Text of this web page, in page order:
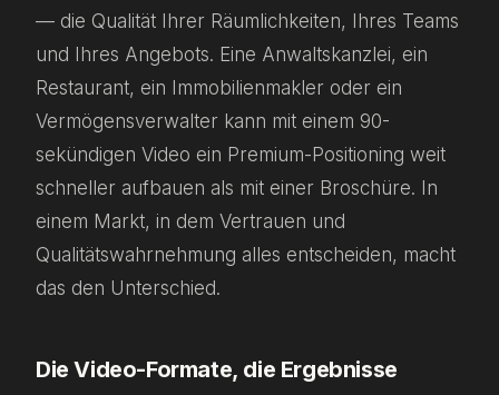
— die Qualität Ihrer Räumlichkeiten, Ihres Teams
und Ihres Angebots. Eine Anwaltskanzlei, ein
Restaurant, ein Immobilienmakler oder ein
Vermögensverwalter kann mit einem 90-
sekündigen Video ein Premium-Positioning weit
schneller aufbauen als mit einer Broschüre. In
einem Markt, in dem Vertrauen und
Qualitätswahrnehmung alles entscheiden, macht
das den Unterschied.
Die Video-Formate, die Ergebnisse